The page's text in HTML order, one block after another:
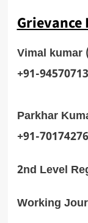
Grievance
Vimal kumar
+91-
Parkhar
+91-
2nd Level
Working